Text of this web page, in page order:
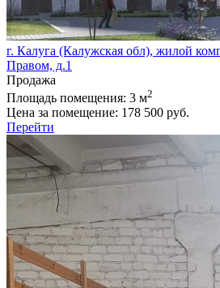
г. Калуга (Калужская обл), жилой
Правом, д.1
Продажа
Площадь помещения: 3 м2
Цена за помещение: 178 500 руб.
Перейти